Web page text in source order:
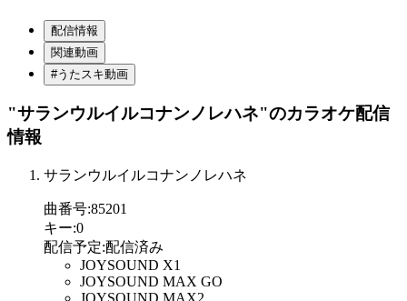
配信情報
関連動画
#うたスキ動画
"サランウルイルコナンノレハネ"のカラオケ配信
情報
サランウルイルコナンノレハネ
曲番号:85201
キー:0
配信予定:配信済み
JOYSOUND X1
JOYSOUND MAX GO
JOYSOUND MAX2